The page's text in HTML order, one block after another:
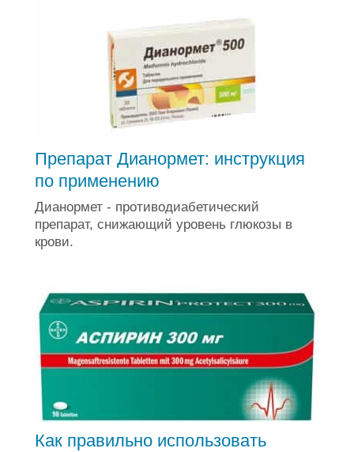
Препарат Дианормет: инструкция
по применению
Дианормет - противодиабетический
препарат, снижающий уровень глюкозы в
крови.
Как правильно использовать